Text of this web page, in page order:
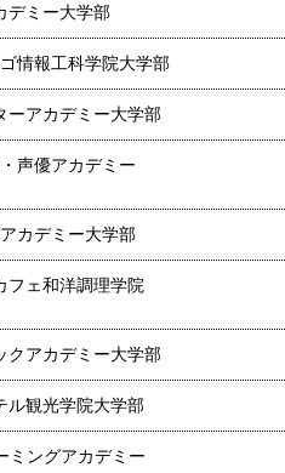
デミー大学部
情報工科学院大学部
ーアカデミー大学部
声優アカデミー
カデミー大学部
フェ和洋調理学院
クアカデミー大学部
ル観光学院大学部
ミングアカデミー